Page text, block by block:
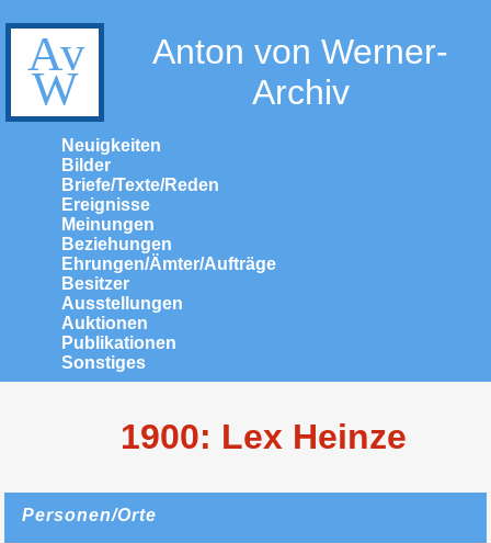
Anton von Werner-
Archiv
Neuigkeiten
Bilder
Briefe/Texte/Reden
Ereignisse
Meinungen
Beziehungen
Ehrungen/Ämter/Aufträge
Besitzer
Ausstellungen
Auktionen
Publikationen
Sonstiges
1900: Lex Heinze
Personen/Orte